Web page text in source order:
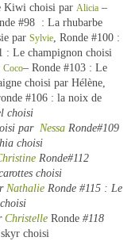
Kiwi choisi par Alicia –
#98 : La rhubarbe
par Sylvie, Ronde #100 :
: Le champignon choisi
Coco– Ronde #103 : Le
choisi par Hélène,
#106 : la noix de
choisi
par Nessa Ronde#109
choisi
Ronde#112
choisi
Nathalie Ronde #115 : Le
choisi
Christelle Ronde #118
choisi